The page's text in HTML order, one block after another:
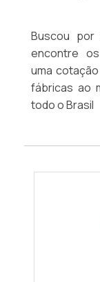
Buscou por
encontre
uma
fábricas ao
todo o Brasil